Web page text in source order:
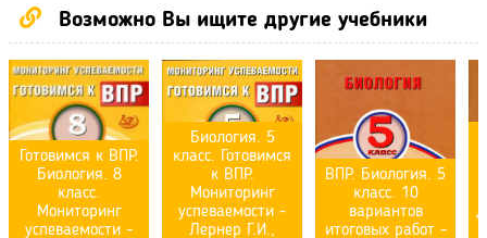
Возможно Вы ищите другие учебники
Готовимся к ВПР.
Биология. 8
класс.
Мониторинг
успеваемости -
Биология. 5
класс. Готовимся
к ВПР.
Мониторинг
успеваемости -
Лернер Г.И.,
ВПР. Биология. 5
класс. 10
вариантов
итоговых работ -